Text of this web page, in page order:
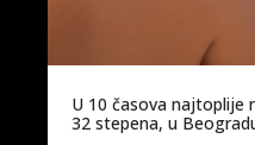
U 10 časova najtoplije
32 stepena, u